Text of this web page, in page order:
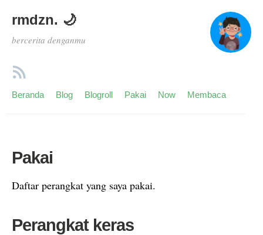
rmdzn. 🌙
bercerita denganmu
Beranda Blog Blogroll Pakai Now Membaca
Pakai
Daftar perangkat yang saya pakai.
Perangkat keras